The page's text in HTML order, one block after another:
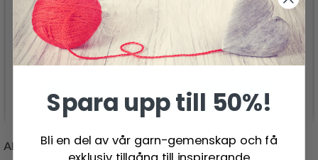
LANA GROSSA
SILKHAIR
113.00 SEK
Se produkt
LANA GROSSA
NATURAL SUPERKID
TWEED
116.00 SEK
Se produkt
ANDRA KUNDER KÖPTE
Spara upp till 50%!
Bli en del av vår garn-gemenskap och få